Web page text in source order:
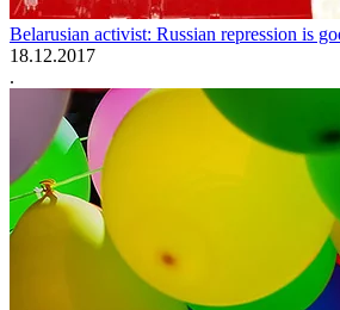
Belarusian activist: Russian repression is
18.12.2017
.